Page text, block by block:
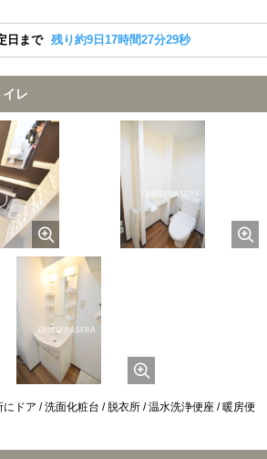
日まで 残り約9日17時間27分28秒
レ
ドア / 洗面化粧台 / 脱衣所 / 温水洗浄便座 / 暖房便